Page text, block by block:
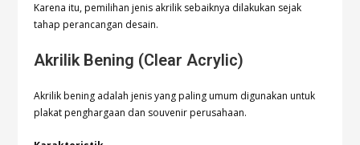
Karena itu, pemilihan jenis akrilik sebaiknya dilakukan sejak
tahap perancangan desain.
Akrilik Bening (Clear Acrylic)
Akrilik bening adalah jenis yang paling umum digunakan untuk
plakat penghargaan dan souvenir perusahaan.